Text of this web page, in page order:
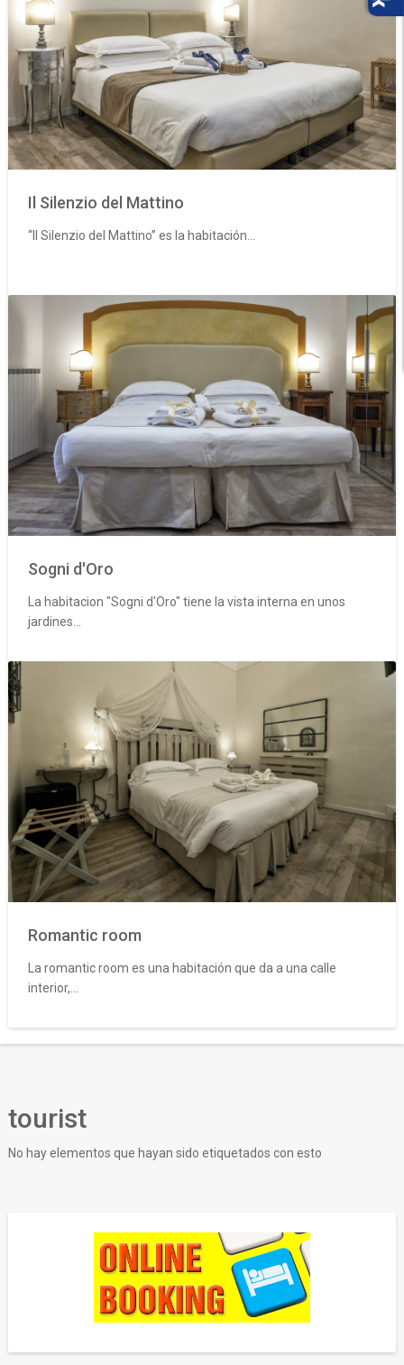
Il Silenzio del Mattino
“Il Silenzio del Mattino” es la habitación...
Sogni d'Oro
La habitacion "Sogni d'Oro" tiene la vista interna en unos
jardines...
Romantic room
La romantic room es una habitación que da a una calle
interior,...
tourist
No hay elementos que hayan sido etiquetados con esto